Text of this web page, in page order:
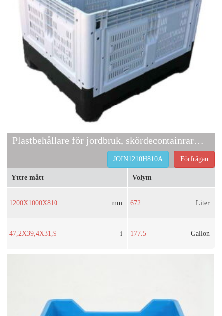
Plastbehållare för jordbruk, skördecontainrar till salu
Förfrågan
JOIN1210H810A
Yttre mått
1200X1000X810 mm
47,2X39,4X31,9 i
Volym
672 Liter
177.5 Gallon